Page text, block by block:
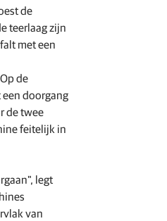
de
teerlaag zijn
met een
de
een doorgang
de twee
feitelijk in
legt
van